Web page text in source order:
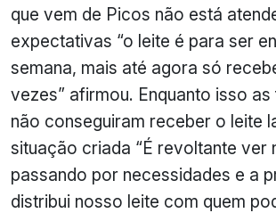
que vem de Picos não está
expectativas “o leite é para ser
semana, mais até agora só
vezes” afirmou. Enquanto isso as
não conseguiram receber o leite
situação criada “É revoltante ver
passando por necessidades e a
distribui nosso leite com quem